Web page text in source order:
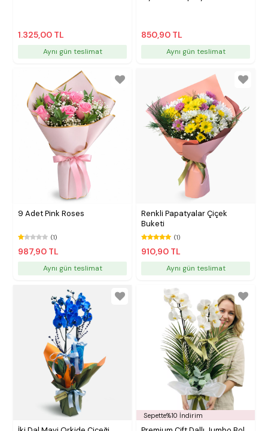
1.325,00 TL
Aynı gün teslimat
850,90 TL
Aynı gün teslimat
9 Adet Pink Roses
(1)
987,90 TL
Aynı gün teslimat
Renkli Papatyalar Çiçek
Buketi
(1)
910,90 TL
Aynı gün teslimat
Sepette%10 İndirim